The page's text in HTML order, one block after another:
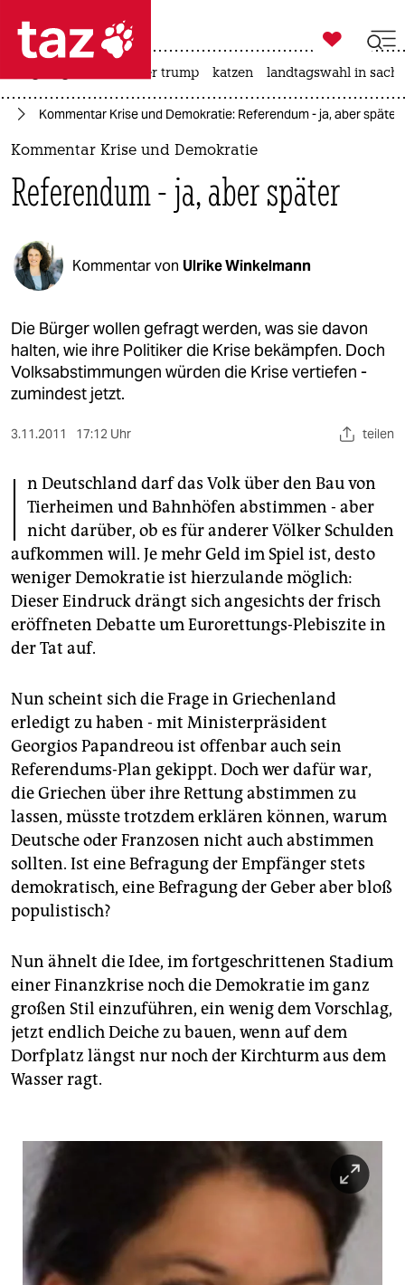
 taz zahl ich
taz zahl ich
politik
öko
gesellschaft
kultur
sport
wahrheit
verlag
verlag
veranstaltungen
shop
unterstützen
abo
genossenschaft
epaper login

taz zahl ich
usa unter trump katzen landtagswahl in
Kommentar Krise und Demokratie: Referendum - ja, aber später
Kommentar Krise und Demokratie
Referendum - ja, aber später
Kommentar von Ulrike Winkelmann
Die Bürger wollen gefragt werden, was sie davon
halten, wie ihre Politiker die Krise bekämpfen. Doch
Volksabstimmungen würden die Krise vertiefen -
zumindest jetzt.
3.11.2011 17:12 Uhr teilen
I n Deutschland darf das Volk über den Bau von
Tierheimen und Bahnhöfen abstimmen - aber
nicht darüber, ob es für anderer Völker Schulden
aufkommen will. Je mehr Geld im Spiel ist, desto
weniger Demokratie ist hierzulande möglich:
Dieser Eindruck drängt sich angesichts der frisch
eröffneten Debatte um Eurorettungs-Plebiszite in
der Tat auf.
Nun scheint sich die Frage in Griechenland
erledigt zu haben - mit Ministerpräsident
Georgios Papandreou ist offenbar auch sein
Referendums-Plan gekippt. Doch wer dafür war,
die Griechen über ihre Rettung abstimmen zu
lassen, müsste trotzdem erklären können, warum
Deutsche oder Franzosen nicht auch abstimmen
sollten. Ist eine Befragung der Empfänger stets
demokratisch, eine Befragung der Geber aber bloß
populistisch?
Nun ähnelt die Idee, im fortgeschrittenen Stadium
einer Finanzkrise noch die Demokratie im ganz
großen Stil einzuführen, ein wenig dem Vorschlag,
jetzt endlich Deiche zu bauen, wenn auf dem
Dorfplatz längst nur noch der Kirchturm aus dem
Wasser ragt.